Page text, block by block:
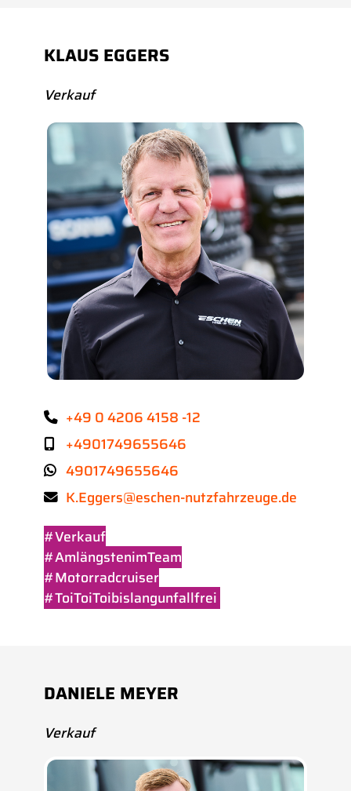
KLAUS EGGERS
Verkauf
#Verkauf
#AmlängstenimTeam
#Motorradcruiser
#ToiToiToibislangunfallfrei
+49 0 4206 4158 -12
+4901749655646
4901749655646
K.Eggers@eschen-nutzfahrzeuge.de
DANIELE MEYER
Verkauf